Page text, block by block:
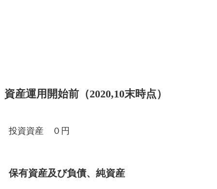
資産運用開始前（2020,10末時点）
投資資産 ０円
保有資産及び負債、純資産